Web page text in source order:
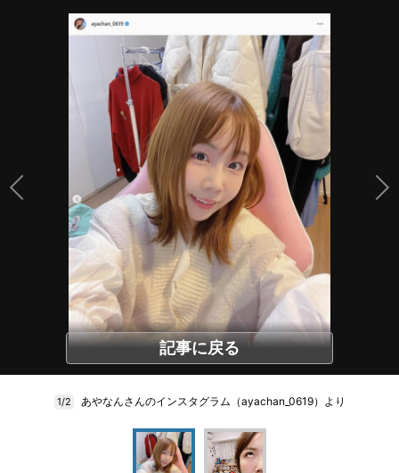
記事に戻る
1/2 あやなんさんのインスタグラム（ayachan_0619）より